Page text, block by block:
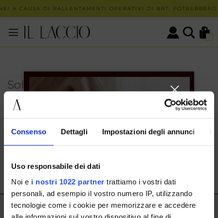
Consenso Dettagli Impostazioni degli annunci
Uso responsabile dei dati
Noi e i nostri 1022 partner trattiamo i vostri dati
personali, ad esempio il vostro numero IP, utilizzando
tecnologie come i cookie per memorizzare e accedere
A CAUSA DI RALLENTAMENTI OPERATIVI DI BRT,
0
Solo in negozio
PUOI TROVARE QUESTO ARTICOLO SOLO PRESSO I
NOSTRI PUNTI VENDITA:
customerservice@illaccio.it
IL LACCIO